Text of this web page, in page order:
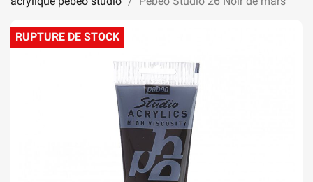
RUPTURE DE STOCK